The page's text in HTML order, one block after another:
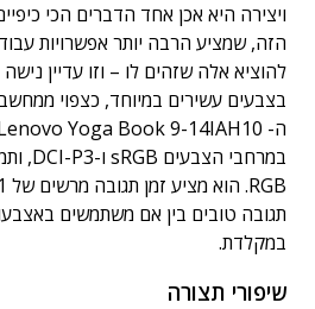
ויצירה היא אכן אחד הדברים הכי
הזה, שמציע הרבה יותר אפשרויות
להוציא אלה שזהים לו – וזו עדיין
תגובה טובים בין אם משתמשים
במקלדת.
שיפורי תצורה